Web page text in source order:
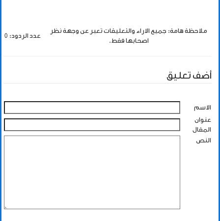
ملاحظة هامة: جميع الاراء والتعليقات تعبر عن وجهة نظر
اصحابها فقط.
عدد الردود: 0
أضف تعليق
الاسم
عنوان
المقال
النص